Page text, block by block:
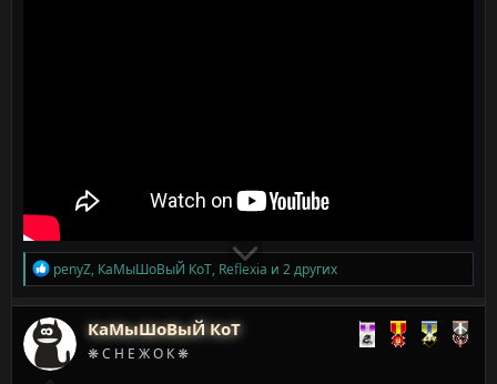
Р
е
а
к
ц
и
и
penyZ, КаМыШоВыЙ КоТ, Reflexia и 2 других
КаМыШоВыЙ КоТ
❋ С Н Е Ж О К ❋